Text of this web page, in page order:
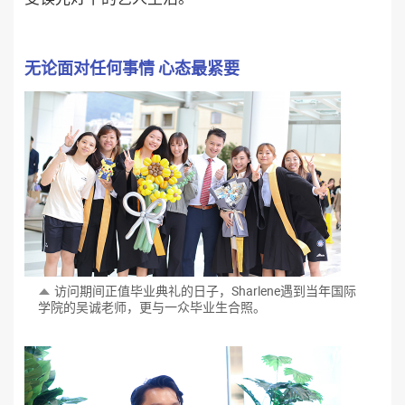
无论面对任何事情 心态最紧要
访问期间正值毕业典礼的日子，Sharlene遇到当年国际
学院的吴诚老师，更与一众毕业生合照。